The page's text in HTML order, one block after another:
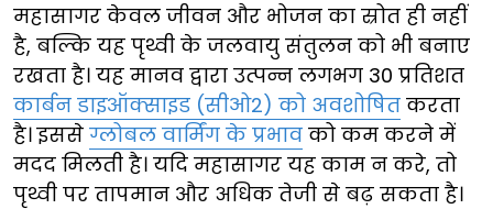
महासागर केवल जीवन और भोजन का स्रोत ही नहीं
है, बल्कि यह पृथ्वी के जलवायु संतुलन को भी बनाए
रखता है। यह मानव द्वारा उत्पन्न लगभग 30 प्रतिशत
कार्बन डाइऑक्साइड (सीओ2) को अवशोषित करता
है। इससे ग्लोबल वार्मिंग के प्रभाव को कम करने में
मदद मिलती है। यदि महासागर यह काम न करे, तो
पृथ्वी पर तापमान और अधिक तेजी से बढ़ सकता है।